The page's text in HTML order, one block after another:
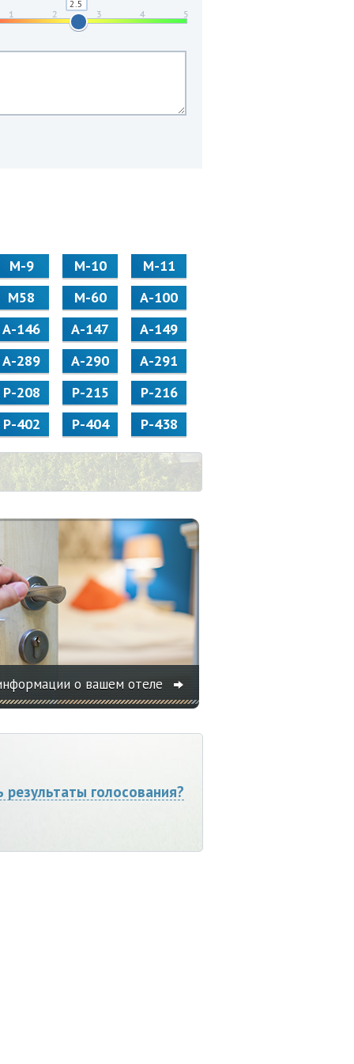
М-9 М-10
М-11
М58 M-60
А-100
А-146 А-147
А-149
А-289 А-290
А-291
Р-208 Р-215
Р-216
Р-402 Р-404 Р-438
о вашем отеле
результаты голосования?